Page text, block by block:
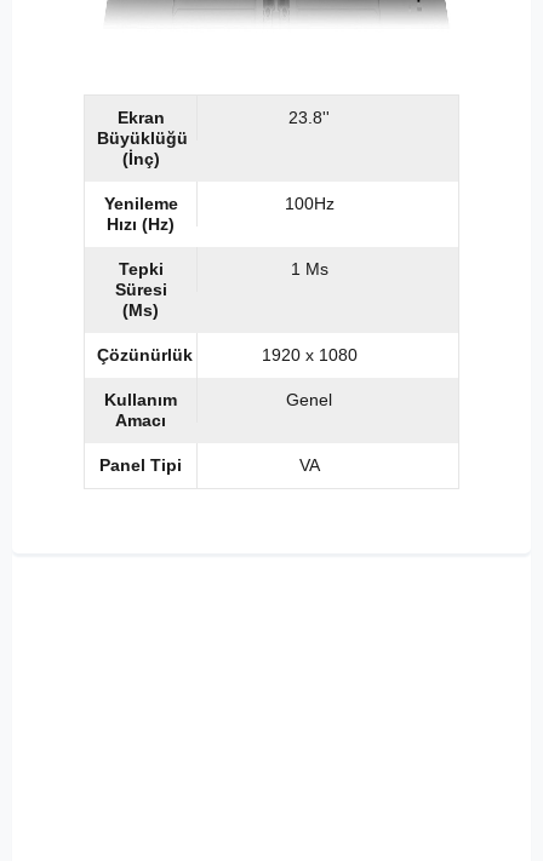
Ekran
Büyüklüğü
(İnç)
23.8''
Yenileme
Hızı (Hz)
100Hz
Tepki
Süresi
(Ms)
1 Ms
Çözünürlük 1920 x 1080
Kullanım
Amacı
Genel
Panel Tipi VA